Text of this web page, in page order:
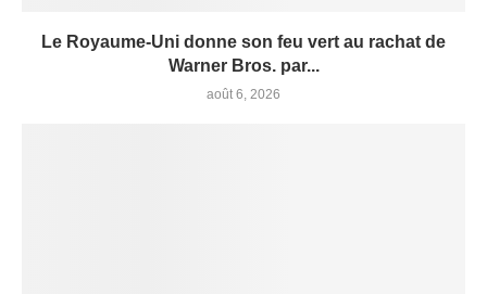
Le Royaume-Uni donne son feu vert au rachat de
Warner Bros. par...
août 6, 2026